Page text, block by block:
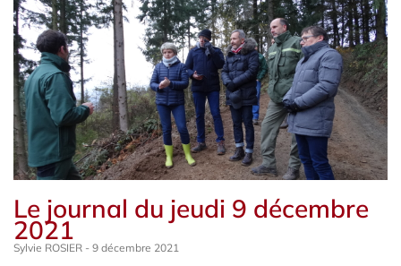
Le journal du jeudi 9 décembre
2021
Sylvie ROSIER 9 décembre 2021